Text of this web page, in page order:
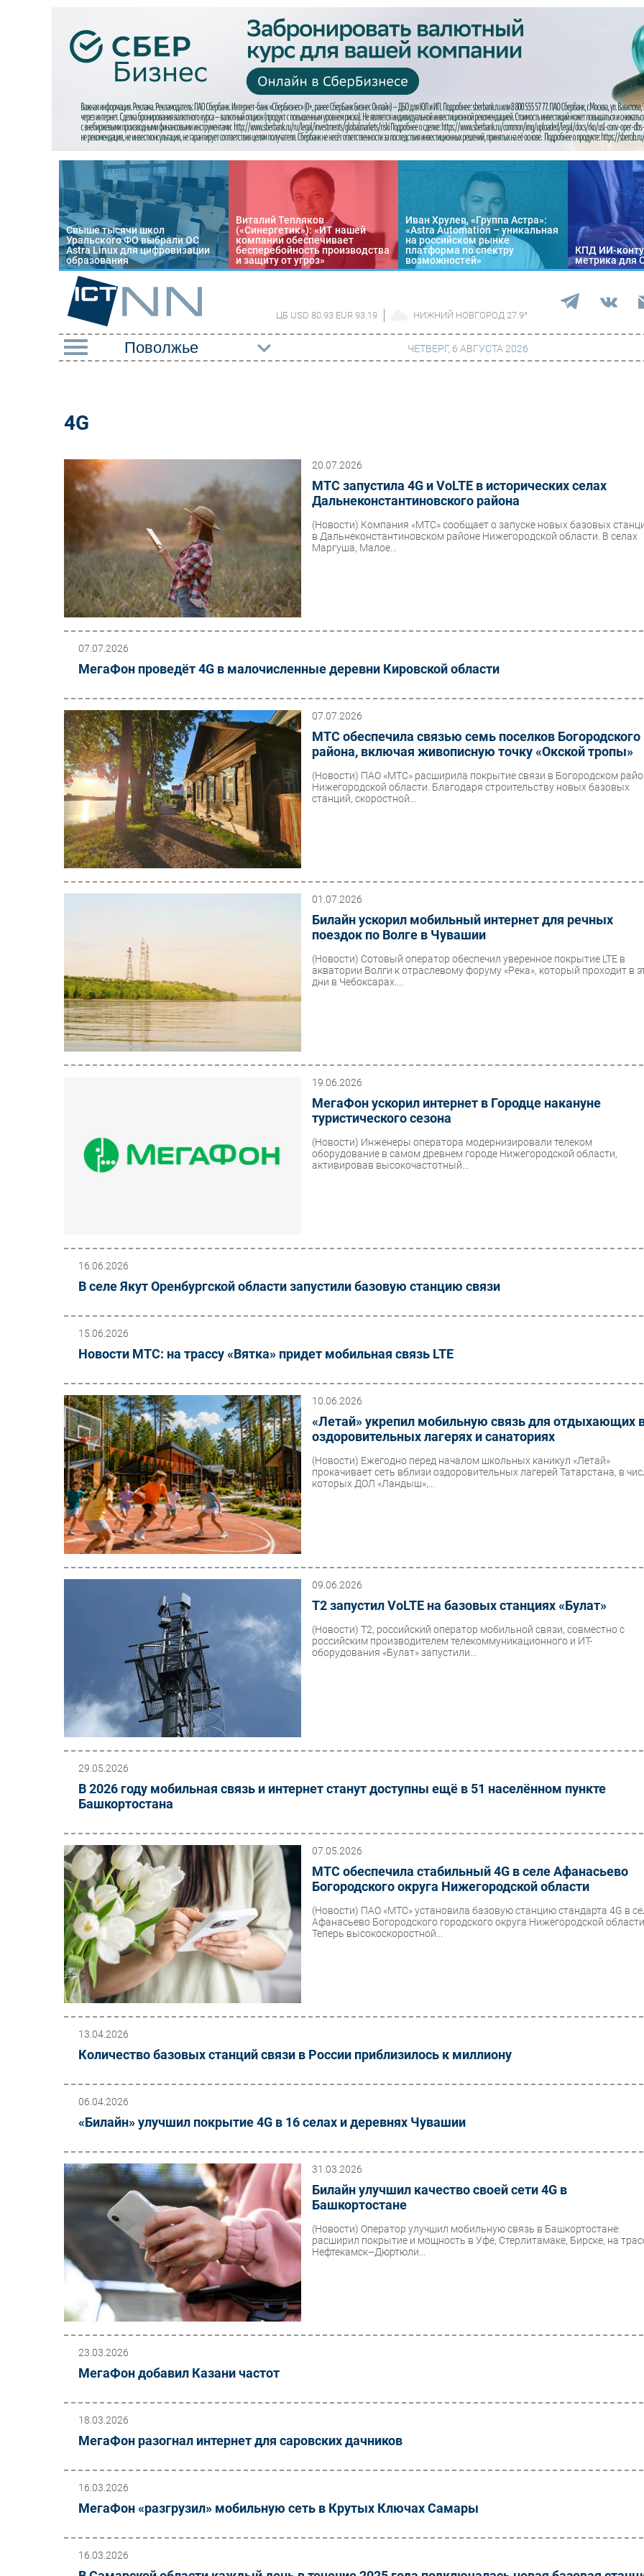
Свыше тысячи школ
Уральского ФО выбрали ОС
Astra Linux для цифровизации
образования
Виталий Тепляков
(«Синергетик»): «ИТ нашей
компании обеспечивает
бесперебойность производства
и защиту от угроз»
Иван Хрулев, «Группа Астра»:
«Astra Automation – уникальная
на российском рынке
платформа по спектру
возможностей»
КПД ИИ-
метрика для
ЦБ USD 80.93 EUR 93.19 НИЖНИЙ НОВГОРОД 27.9°
Импорто­замещение
Промышленности
Интернет
Мобильная связь
Фиксированная связь
Интеграция
Рынок ПК
Оборудование
ПО
Outsourcing
Кадры
Регулирование
Инновации
CIO/Управление ИТ
Гаджеты
ЧЕТВЕРГ, 6 АВГУСТА 2026
4G
20.07.2026
МТС запустила 4G и VoLTE в исторических селах
Дальнеконстантиновского района
(Новости) Компания «МТС» сообщает о запуске новых базовых
в Дальнеконстантиновском районе Нижегородской области. В селах
Маргуша, Малое...
07.07.2026
МегаФон проведёт 4G в малочисленные деревни Кировской области
07.07.2026
МТС обеспечила связью семь поселков Богородского
района, включая живописную точку «Окской тропы»
(Новости) ПАО «МТС» расширила покрытие связи в Богородском
Нижегородской области. Благодаря строительству новых базовых
станций, скоростной...
01.07.2026
Билайн ускорил мобильный интернет для речных
поездок по Волге в Чувашии
(Новости) Сотовый оператор обеспечил уверенное покрытие LTE в
акватории Волги к отраслевому форуму «Река», который проходит в
дни в Чебоксарах....
19.06.2026
МегаФон ускорил интернет в Городце накануне
туристического сезона
(Новости) Инженеры оператора модернизировали телеком
оборудование в самом древнем городе Нижегородской области,
активировав высокочастотный...
16.06.2026
В селе Якут Оренбургской области запустили базовую станцию связи
15.06.2026
Новости МТС: на трассу «Вятка» придет мобильная связь LTE
10.06.2026
«Летай» укрепил мобильную связь для отдыхающих
оздоровительных лагерях и санаториях
(Новости) Ежегодно перед началом школьных каникул «Летай»
прокачивает сеть вблизи оздоровительных лагерей Татарстана, в
которых ДОЛ «Ландыш»,...
09.06.2026
Т2 запустил VoLTE на базовых станциях «Булат»
(Новости)Т2, российский оператор мобильной связи, совместно с
российским производителем телекоммуникационного и ИТ-
оборудования «Булат» запустили...
29.05.2026
В 2026 году мобильная связь и интернет станут доступны ещё в 51 населённом пункте
Башкортостана
07.05.2026
МТС обеспечила стабильный 4G в селе Афанасьево
Богородского округа Нижегородской области
(Новости) ПАО «МТС» установила базовую станцию стандарта 4G в
Афанасьево Богородского городского округа Нижегородской
Теперь высокоскоростной...
13.04.2026
Количество базовых станций связи в России приблизилось к миллиону
06.04.2026
«Билайн» улучшил покрытие 4G в 16 селах и деревнях Чувашии
31.03.2026
Билайн улучшил качество своей сети 4G в
Башкортостане
(Новости) Оператор улучшил мобильную связь в Башкортостане:
расширил покрытие и мощность в Уфе, Стерлитамаке, Бирске, на
Нефтекамск–Дюртюли...
23.03.2026
МегаФон добавил Казани частот
18.03.2026
МегаФон разогнал интернет для саровских дачников
16.03.2026
МегаФон «разгрузил» мобильную сеть в Крутых Ключах Самары
16.03.2026